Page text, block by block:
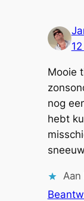
Mooie
nog
hebt